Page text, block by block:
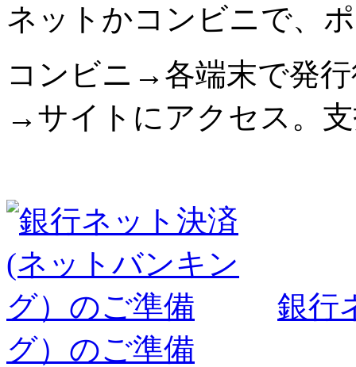
ネットかコンビニで、
コンビニ→各端末で発
→サイトにアクセス。
銀行
グ）のご準備